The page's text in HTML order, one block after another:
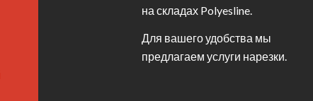
на складах Polyesline.
Для вашего удобства мы
предлагаем услуги нарезки.